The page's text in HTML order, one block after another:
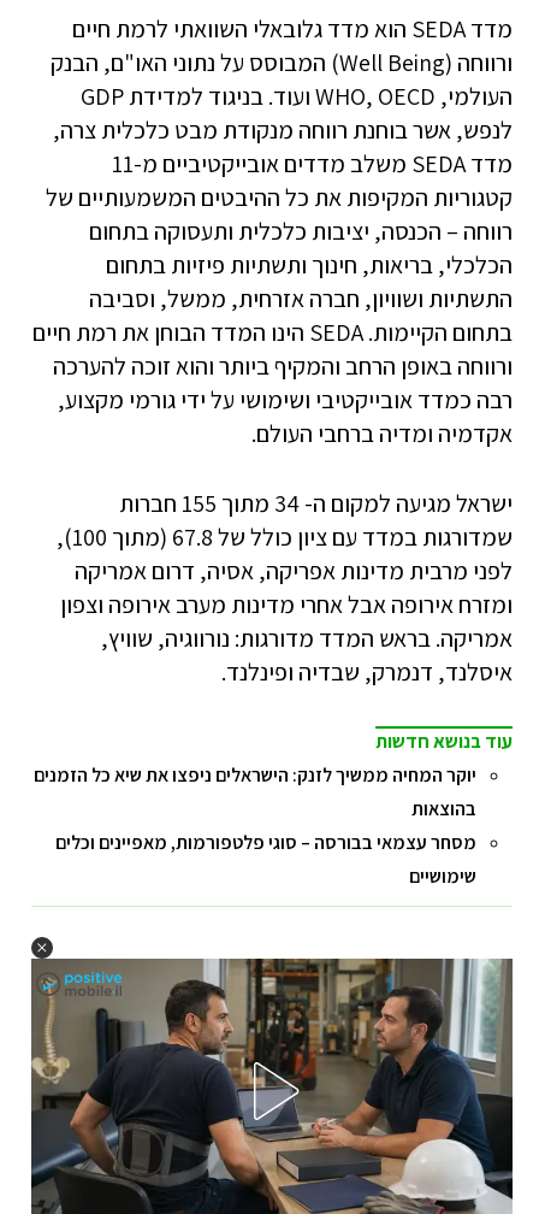
מדד SEDA הוא מדד גלובאלי השוואתי לרמת חיים
ורווחה (Well Being) המבוסס על נתוני האו"ם, הבנק
העולמי, WHO, OECD ועוד. בניגוד למדידת GDP
לנפש, אשר בוחנת רווחה מנקודת מבט כלכלית צרה,
מדד SEDA משלב מדדים אובייקטיביים מ-11
קטגוריות המקיפות את כל ההיבטים המשמעותיים של
רווחה – הכנסה, יציבות כלכלית ותעסוקה בתחום
הכלכלי, בריאות, חינוך ותשתיות פיזיות בתחום
התשתיות ושוויון, חברה אזרחית, ממשל, וסביבה
בתחום הקיימות. SEDA הינו המדד הבוחן את רמת חיים
ורווחה באופן הרחב והמקיף ביותר והוא זוכה להערכה
רבה כמדד אובייקטיבי ושימושי על ידי גורמי מקצוע,
אקדמיה ומדיה ברחבי העולם.
ישראל מגיעה למקום ה- 34 מתוך 155 חברות
שמדורגות במדד עם ציון כולל של 67.8 (מתוך 100),
לפני מרבית מדינות אפריקה, אסיה, דרום אמריקה
ומזרח אירופה אבל אחרי מדינות מערב אירופה וצפון
אמריקה. בראש המדד מדורגות: נורווגיה, שוויץ,
איסלנד, דנמרק, שבדיה ופינלנד.
עוד בנושא חדשות
יוקר המחיה ממשיך לזנק: הישראלים ניפצו את שיא כל הזמנים
בהוצאות
מסחר עצמאי בבורסה – סוגי פלטפורמות, מאפיינים וכלים
שימושיים